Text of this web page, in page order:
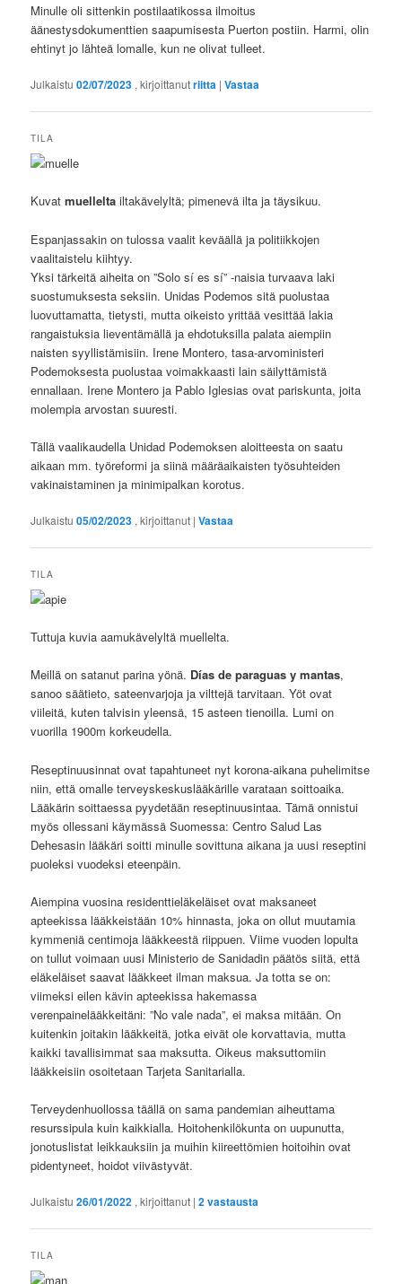
Minulle oli sittenkin postilaatikossa ilmoitus
äänestysdokumenttien saapumisesta Puerton postiin. Harmi, olin
ehtinyt jo lähteä lomalle, kun ne olivat tulleet.
Julkaistu02/07/2023 , kirjoittanutriitta |Vastaa
TILA
Kuvatmuellelta iltakävelyltä; pimenevä ilta ja täysikuu.
Espanjassakin on tulossa vaalit keväällä ja politiikkojen
vaalitaistelu kiihtyy.
Yksi tärkeitä aiheita on ”Solo sí es sí” -naisia turvaava laki
suostumuksesta seksiin. Unidas Podemos sitä puolustaa
luovuttamatta, tietysti, mutta oikeisto yrittää vesittää lakia
rangaistuksia lieventämällä ja ehdotuksilla palata aiempiin
naisten syyllistämisiin. Irene Montero, tasa-arvoministeri
Podemoksesta puolustaa voimakkaasti lain säilyttämistä
ennallaan. Irene Montero ja Pablo Iglesias ovat pariskunta, joita
molempia arvostan suuresti.
Tällä vaalikaudella Unidad Podemoksen aloitteesta on saatu
aikaan mm. työreformi ja siinä määräaikaisten työsuhteiden
vakinaistaminen ja minimipalkan korotus.
Julkaistu05/02/2023 , kirjoittanut |Vastaa
TILA
Tuttuja kuvia aamukävelyltä muellelta.
Meillä on satanut parina yönä. Días de paraguas y mantas,
sanoo säätieto, sateenvarjoja ja vilttejä tarvitaan. Yöt ovat
viileitä, kuten talvisin yleensä, 15 asteen tienoilla. Lumi on
vuorilla 1900m korkeudella.
Reseptinuusinnat ovat tapahtuneet nyt korona-aikana puhelimitse
niin, että omalle terveyskeskuslääkärille varataan soittoaika.
Lääkärin soittaessa pyydetään reseptinuusintaa. Tämä onnistui
myös ollessani käymässä Suomessa: Centro Salud Las
Dehesasin lääkäri soitti minulle sovittuna aikana ja uusi reseptini
puoleksi vuodeksi eteenpäin.
Aiempina vuosina residenttieläkeläiset ovat maksaneet
apteekissa lääkkeistään 10% hinnasta, joka on ollut muutamia
kymmeniä centimoja lääkkeestä riippuen. Viime vuoden lopulta
on tullut voimaan uusi Ministerio de Sanidadin päätös siitä, että
eläkeläiset saavat lääkkeet ilman maksua. Ja totta se on:
viimeksi eilen kävin apteekissa hakemassa
verenpainelääkkeitäni: ”No vale nada”, ei maksa mitään. On
kuitenkin joitakin lääkkeitä, jotka eivät ole korvattavia, mutta
kaikki tavallisimmat saa maksutta. Oikeus maksuttomiin
lääkkeisiin osoitetaan Tarjeta Sanitarialla.
Terveydenhuollossa täällä on sama pandemian aiheuttama
resurssipula kuin kaikkialla. Hoitohenkilökunta on uupunutta,
jonotuslistat leikkauksiin ja muihin kiireettömien hoitoihin ovat
pidentyneet, hoidot viivästyvät.
Julkaistu26/01/2022 , kirjoittanut |2vastausta
TILA